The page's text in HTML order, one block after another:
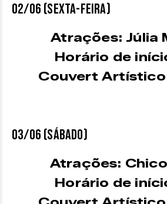
02/06 (sexta-feira)
Atrações: Júlia
Horário de
Couvert
03/06 (sábado)
Atrações:
Horário de